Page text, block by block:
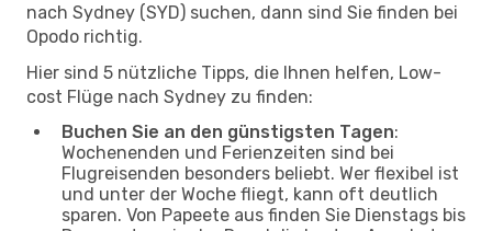
nach Sydney (SYD) suchen, dann sind Sie finden bei
Opodo richtig.
Hier sind 5 nützliche Tipps, die Ihnen helfen, Low-
cost Flüge nach Sydney zu finden:
Buchen Sie an den günstigsten Tagen:
Wochenenden und Ferienzeiten sind bei
Flugreisenden besonders beliebt. Wer flexibel ist
und unter der Woche fliegt, kann oft deutlich
sparen. Von Papeete aus finden Sie Dienstags bis